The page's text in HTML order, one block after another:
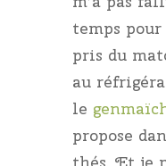
temps
pris du
au
le
propose